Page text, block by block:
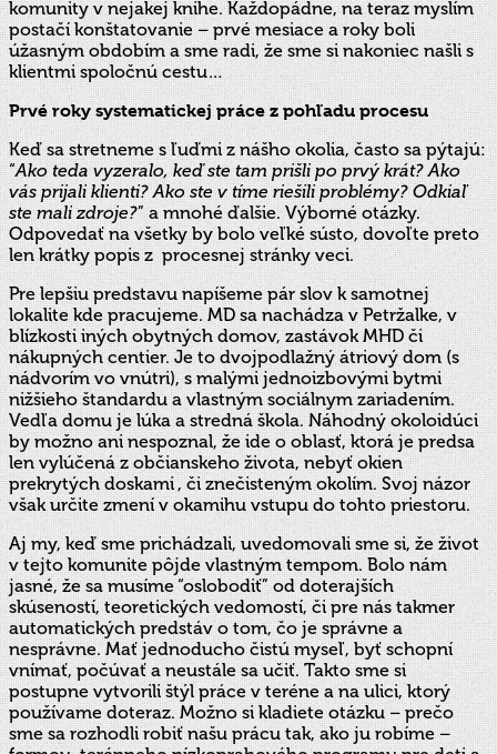
komunity v nejakej knihe. Každopádne, na teraz myslím
postačí konštatovanie – prvé mesiace a roky boli
úžasným obdobím a sme radi, že sme si nakoniec našli s
klientmi spoločnú cestu…
Prvé roky systematickej práce z pohľadu procesu
Keď sa stretneme s ľuďmi z nášho okolia, často sa pýtajú:
“Ako teda vyzeralo, keď ste tam prišli po prvý krát? Ako
vás prijali klienti? Ako ste v tíme riešili problémy? Odkiaľ
ste mali zdroje?” a mnohé ďalšie. Výborné otázky.
Odpovedať na všetky by bolo veľké sústo, dovoľte preto
len krátky popis z procesnej stránky veci.
Pre lepšiu predstavu napíšeme pár slov k samotnej
lokalite kde pracujeme. MD sa nachádza v Petržalke, v
blízkosti iných obytných domov, zastávok MHD či
nákupných centier. Je to dvojpodlažný átriový dom (s
nádvorím vo vnútri), s malými jednoizbovými bytmi
nižšieho štandardu a vlastným sociálnym zariadením.
Vedľa domu je lúka a stredná škola. Náhodný okoloidúci
by možno ani nespoznal, že ide o oblasť, ktorá je predsa
len vylúčená z občianskeho života, nebyť okien
prekrytých doskami , či znečisteným okolím. Svoj názor
však určite zmení v okamihu vstupu do tohto priestoru.
Aj my, keď sme prichádzali, uvedomovali sme si, že život
v tejto komunite pôjde vlastným tempom. Bolo nám
jasné, že sa musíme “oslobodiť” od doterajších
skúseností, teoretických vedomostí, či pre nás takmer
automatických predstáv o tom, čo je správne a
nesprávne. Mať jednoducho čistú myseľ, byť schopní
vnímať, počúvať a neustále sa učiť. Takto sme si
postupne vytvorili štýl práce v teréne a na ulici, ktorý
používame doteraz. Možno si kladiete otázku – prečo
sme sa rozhodli robiť našu prácu tak, ako ju robíme –